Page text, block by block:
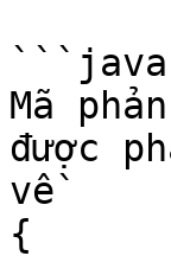
Mã
được
về
{